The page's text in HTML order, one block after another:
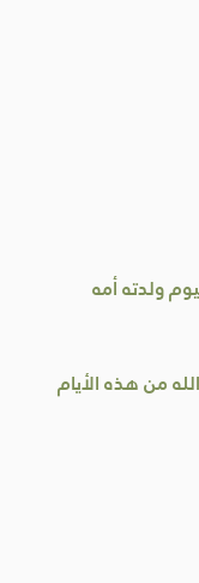
ولدته أمه
من هذه الأيام